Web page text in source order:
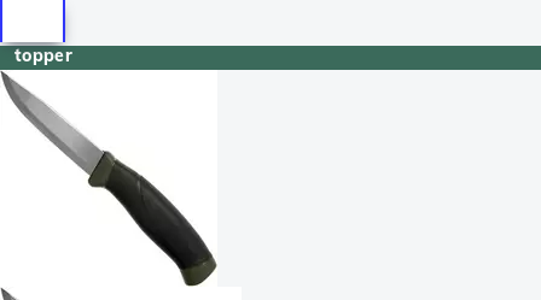
topper